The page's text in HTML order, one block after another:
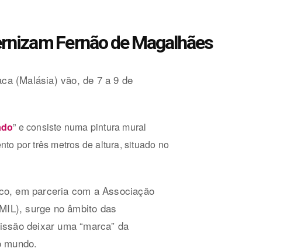
Fernão de Magalhães
(Malásia) vão, de 7 a 9 de
” e consiste numa pintura mural
por três metros de altura, situado no
em parceria com a Associação
surge no âmbito das
deixar uma “marca” da